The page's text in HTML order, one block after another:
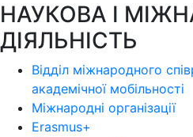
НАУКОВА І
ДІЯЛЬНІСТЬ
Відділ міжнародного
академічної мобільності
Міжнародні організації
Erasmus+